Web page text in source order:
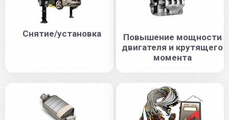
Снятие/установка
Повышение мощности
двигателя и крутящего
момента